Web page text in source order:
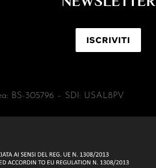
ISCRIVITI
BS-305796 – SDI: USAL8PV